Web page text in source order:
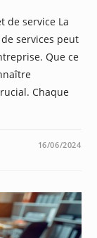
de service La
services peut
Que ce
Chaque
16/06/2024